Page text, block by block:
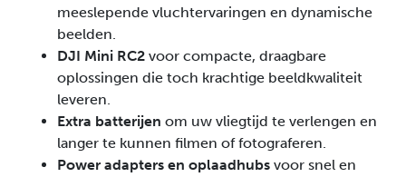
meeslepende vluchtervaringen en dynamische
beelden.
DJI Mini RC2 voor compacte, draagbare
oplossingen die toch krachtige beeldkwaliteit
leveren.
Extra batterijen om uw vliegtijd te verlengen en
langer te kunnen filmen of fotograferen.
Power adapters en oplaadhubs voor snel en